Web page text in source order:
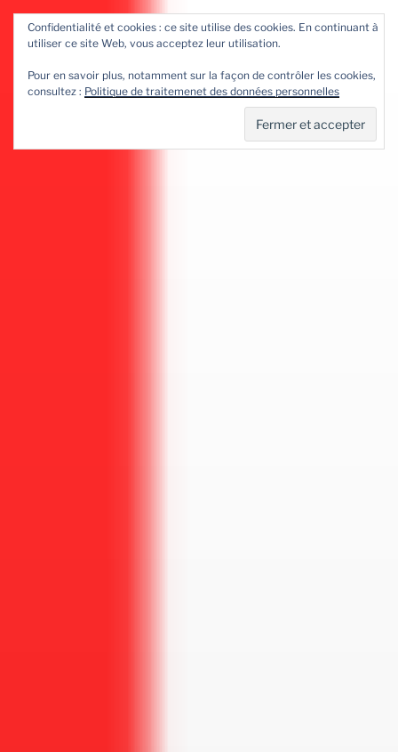
Aller
contenu
principal
Confidentialité et cookies : ce site utilise des cookies. En continuant à
utiliser ce site Web, vous acceptez leur utilisation.
Pour en savoir plus, notamment sur la façon de contrôler les cookies,
consultez : Politique de traitemenet des données personnelles